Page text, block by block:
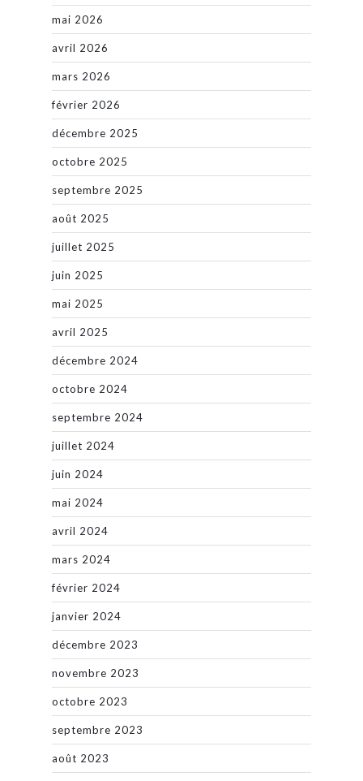
mai 2026
avril 2026
mars 2026
février 2026
décembre 2025
octobre 2025
septembre 2025
août 2025
juillet 2025
juin 2025
mai 2025
avril 2025
décembre 2024
octobre 2024
septembre 2024
juillet 2024
juin 2024
mai 2024
avril 2024
mars 2024
février 2024
janvier 2024
décembre 2023
novembre 2023
octobre 2023
septembre 2023
août 2023